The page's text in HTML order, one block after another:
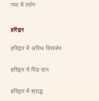
गया में तर्पण
हरिद्वार
हरिद्वार में अस्थि विसर्जन
हरिद्वार में पिंड दान
हरिद्वार में श्राद्ध